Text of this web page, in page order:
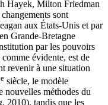
Hayek, Milton Friedman
sont
aux États-Unis et par
Grande-Bretagne
par les pouvoirs
évidente, est de
revenir à une situation
e siècle, le modèle
nouvelles méthodes du
2010), tandis que les